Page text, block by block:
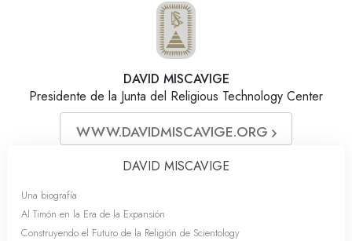
DAVID MISCAVIGE
Presidente de la Junta del Religious Technology Center
WWW.DAVIDMISCAVIGE.ORG
DAVID MISCAVIGE
Una biografía
Al Timón en la Era de la Expansión
Construyendo el Futuro de la Religión de Scientology